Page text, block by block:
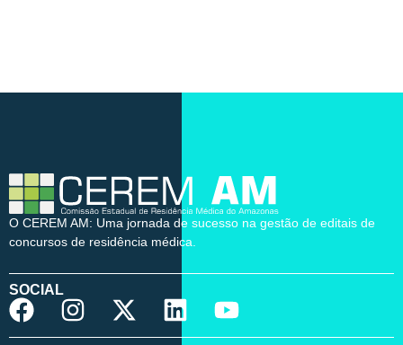
O CEREM AM: Uma jornada de sucesso na gestão de editais de
concursos de residência médica.
SOCIAL